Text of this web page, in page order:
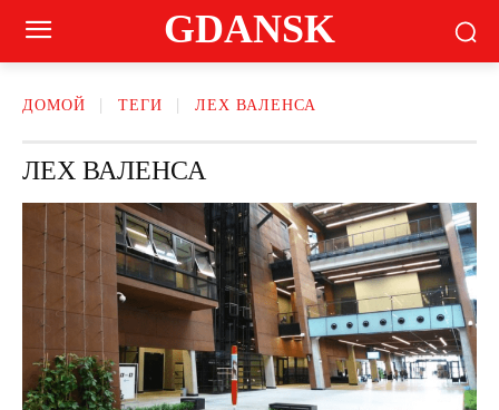
GDANSK
ДОМОЙ ТЕГИ ЛЕХ ВАЛЕНСА
ЛЕХ ВАЛЕНСА